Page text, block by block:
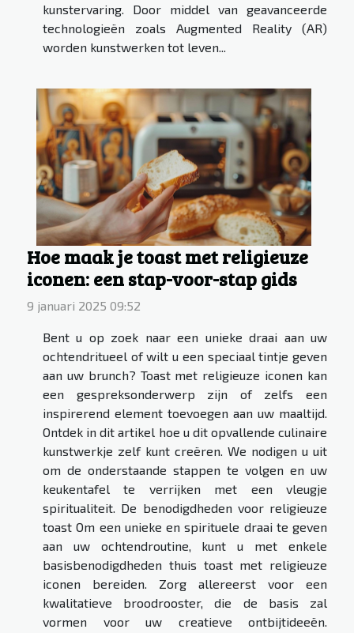
kunstervaring. Door middel van geavanceerde
technologieën zoals Augmented Reality (AR)
worden kunstwerken tot leven...
Hoe maak je toast met religieuze
iconen: een stap-voor-stap gids
9 januari 2025 09:52
Bent u op zoek naar een unieke draai aan uw
ochtendritueel of wilt u een speciaal tintje geven
aan uw brunch? Toast met religieuze iconen kan
een gespreksonderwerp zijn of zelfs een
inspirerend element toevoegen aan uw maaltijd.
Ontdek in dit artikel hoe u dit opvallende culinaire
kunstwerkje zelf kunt creëren. We nodigen u uit
om de onderstaande stappen te volgen en uw
keukentafel te verrijken met een vleugje
spiritualiteit. De benodigdheden voor religieuze
toast Om een unieke en spirituele draai te geven
aan uw ochtendroutine, kunt u met enkele
basisbenodigdheden thuis toast met religieuze
iconen bereiden. Zorg allereerst voor een
kwalitatieve broodrooster, die de basis zal
vormen voor uw creatieve ontbijtideeën.